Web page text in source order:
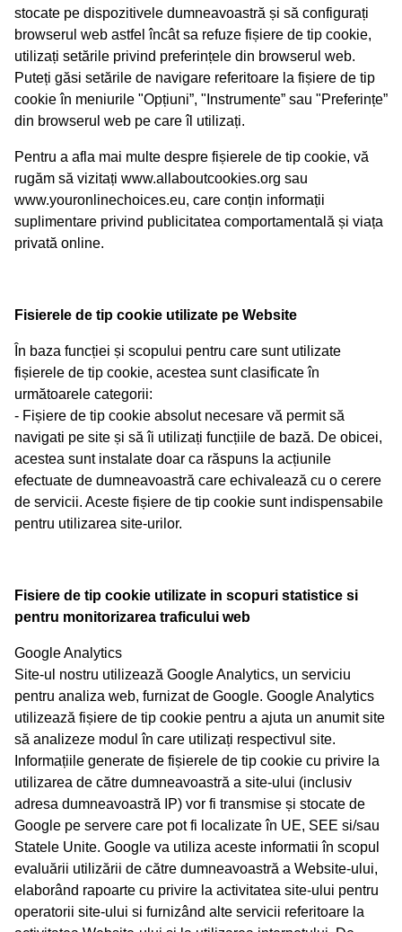
stocate pe dispozitivele dumneavoastră și să configurați
browserul web astfel încât sa refuze fișiere de tip cookie,
utilizați setările privind preferințele din browserul web.
Puteți găsi setările de navigare referitoare la fișiere de tip
cookie în meniurile "Opțiuni”, "Instrumente” sau "Preferințe”
din browserul web pe care îl utilizați.
Pentru a afla mai multe despre fișierele de tip cookie, vă
rugăm să vizitați www.allaboutcookies.org sau
www.youronlinechoices.eu, care conțin informații
suplimentare privind publicitatea comportamentală și viața
privată online.
Fisierele de tip cookie utilizate pe Website
În baza funcției și scopului pentru care sunt utilizate
fișierele de tip cookie, acestea sunt clasificate în
următoarele categorii:
- Fișiere de tip cookie absolut necesare vă permit să
navigati pe site și să îi utilizați funcțiile de bază. De obicei,
acestea sunt instalate doar ca răspuns la acțiunile
efectuate de dumneavoastră care echivalează cu o cerere
de servicii. Aceste fișiere de tip cookie sunt indispensabile
pentru utilizarea site-urilor.
Fisiere de tip cookie utilizate in scopuri statistice si
pentru monitorizarea traficului web
Google Analytics
Site-ul nostru utilizează Google Analytics, un serviciu
pentru analiza web, furnizat de Google. Google Analytics
utilizează fișiere de tip cookie pentru a ajuta un anumit site
să analizeze modul în care utilizați respectivul site.
Informațiile generate de fișierele de tip cookie cu privire la
utilizarea de către dumneavoastră a site-ului (inclusiv
adresa dumneavoastră IP) vor fi transmise și stocate de
Google pe servere care pot fi localizate în UE, SEE si/sau
Statele Unite. Google va utiliza aceste informatii în scopul
evaluării utilizării de către dumneavoastră a Website-ului,
elaborând rapoarte cu privire la activitatea site-ului pentru
operatorii site-ului si furnizând alte servicii referitoare la